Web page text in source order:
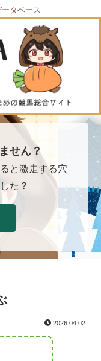
タベース
せん？
と激走する穴
た？
2026.04.02